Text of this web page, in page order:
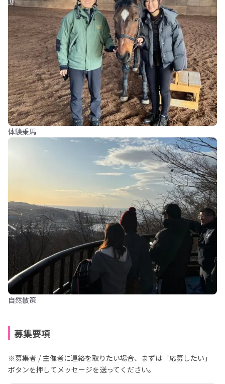
体験乗馬
自然散策
募集要項
※募集者 / 主催者に連絡を取りたい場合、まずは「応募したい」
ボタンを押してメッセージを送ってください。